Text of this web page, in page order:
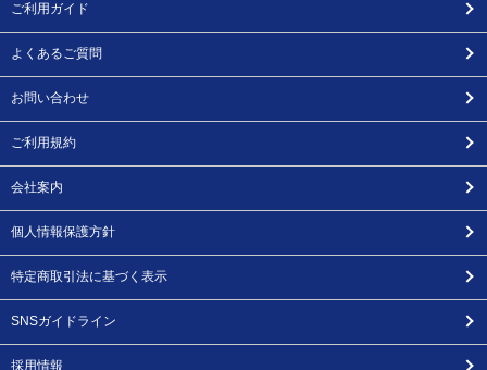
ご利用ガイド
よくあるご質問
お問い合わせ
ご利用規約
会社案内
個人情報保護方針
特定商取引法に基づく表示
SNSガイドライン
採用情報